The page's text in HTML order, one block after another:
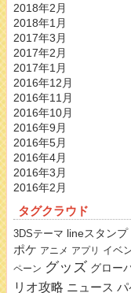
2018年2月
2018年1月
2017年3月
2017年2月
2017年1月
2016年12月
2016年11月
2016年10月
2016年9月
2016年5月
2016年4月
2016年3月
2016年2月
タグクラウド
3DSテーマ lineスタンプ
ポケ アニメ アプリ イベ
ペーン グッズ グロー
リオ攻略 ニュース パ